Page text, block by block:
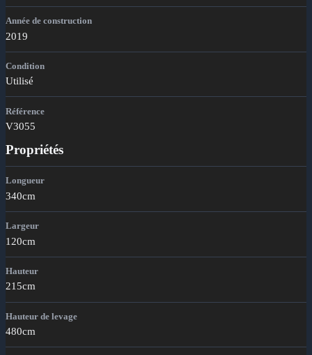
Année de construction
2019
Condition
Utilisé
Référence
V3055
Propriétés
Longueur
340cm
Largeur
120cm
Hauteur
215cm
Hauteur de levage
480cm